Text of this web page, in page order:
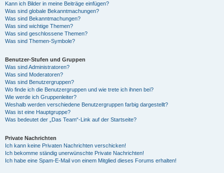
Kann ich Bilder in meine Beiträge einfügen?
Was sind globale Bekanntmachungen?
Was sind Bekanntmachungen?
Was sind wichtige Themen?
Was sind geschlossene Themen?
Was sind Themen-Symbole?
Benutzer-Stufen und Gruppen
Was sind Administratoren?
Was sind Moderatoren?
Was sind Benutzergruppen?
Wo finde ich die Benutzergruppen und wie trete ich ihnen bei?
Wie werde ich Gruppenleiter?
Weshalb werden verschiedene Benutzergruppen farbig dargestellt?
Was ist eine Hauptgruppe?
Was bedeutet der „Das Team“-Link auf der Startseite?
Private Nachrichten
Ich kann keine Privaten Nachrichten verschicken!
Ich bekomme ständig unerwünschte Private Nachrichten!
Ich habe eine Spam-E-Mail von einem Mitglied dieses Forums erhalten!